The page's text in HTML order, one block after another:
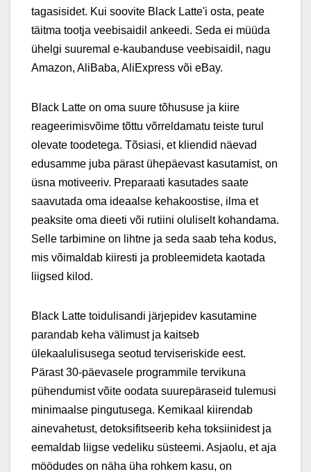
tagasisidet. Kui soovite Black Latte'i osta, peate
täitma tootja veebisaidil ankeedi. Seda ei müüda
ühelgi suuremal e-kaubanduse veebisaidil, nagu
Amazon, AliBaba, AliExpress või eBay.
Black Latte on oma suure tõhususe ja kiire
reageerimisvõime tõttu võrreldamatu teiste turul
olevate toodetega. Tõsiasi, et kliendid näevad
edusamme juba pärast ühepäevast kasutamist, on
üsna motiveeriv. Preparaati kasutades saate
saavutada oma ideaalse kehakoostise, ilma et
peaksite oma dieeti või rutiini oluliselt kohandama.
Selle tarbimine on lihtne ja seda saab teha kodus,
mis võimaldab kiiresti ja probleemideta kaotada
liigsed kilod.
Black Latte toidulisandi järjepidev kasutamine
parandab keha välimust ja kaitseb
ülekaalulisusega seotud terviseriskide eest.
Pärast 30-päevasele programmile tervikuna
pühendumist võite oodata suurepäraseid tulemusi
minimaalse pingutusega. Kemikaal kiirendab
ainevahetust, detoksifitseerib keha toksiinidest ja
eemaldab liigse vedeliku süsteemi. Asjaolu, et aja
möödudes on näha üha rohkem kasu, on